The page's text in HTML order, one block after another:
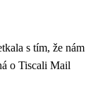
s tím, že nám
o Tiscali Mail